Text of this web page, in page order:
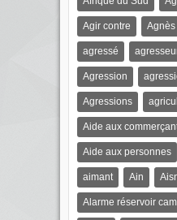
Agir contre Agnès
agressé
Agression
Agressions
Aide aux
Aide aux personnes
aimant Ain
Alarme réservoir